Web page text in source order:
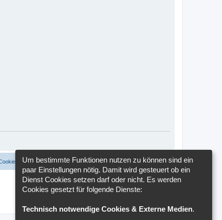
Alle Zeiten sind UTC+02:00
Cookie-Einstellungen
löschen
Um bestimmte Funktionen nutzen zu können sind ein
paar Einstellungen nötig. Damit wird gesteuert ob ein
Dienst Cookies setzen darf oder nicht. Es werden
Cookies gesetzt für folgende Dienste:
Technisch notwendige Cookies & Externe Medien.